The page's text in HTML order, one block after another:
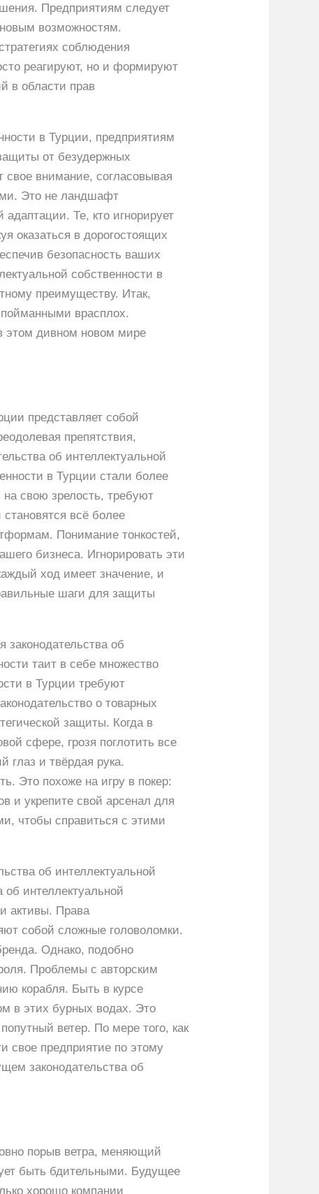
Предприятиям следует
возможностям.
соблюдения
реагируют, но и формируют
в области прав
в Турции, предприятиям
от безудержных
свое внимание, согласовывая
Это не ландшафт
Те, кто игнорирует
оказаться в дорогостоящих
безопасность ваших
собственности в
преимуществу. Итак,
врасплох.
этом дивном новом мире
представляет собой
препятствия,
об интеллектуальной
в Турции стали более
свою зрелость, требуют
всё более
Понимание тонкостей,
бизнеса. Игнорировать эти
ход имеет значение, и
шаги для защиты
об
таит в себе множество
в Турции требуют
о товарных
защиты. Когда в
сфере, грозя поглотить все
глаз и твёрдая рука.
Это похоже на игру в покер:
и укрепите свой арсенал для
чтобы справиться с этими
об интеллектуальной
интеллектуальной
активы. Права
собой сложные головоломки.
Однако, подобно
Проблемы с авторским
корабля. Быть в курсе
в этих бурных водах. Это
ветер. По мере того, как
свое предприятие по этому
законодательства об
порыв ветра, меняющий
быть бдительными. Будущее
хорошо компании